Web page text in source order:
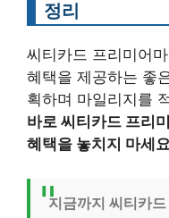
정리
씨티카드 프리미어
혜택을 제공하는 좋
획하며 마일리지를
바로 씨티카드 프리
혜택을 놓치지 마세
지금까지 씨티카